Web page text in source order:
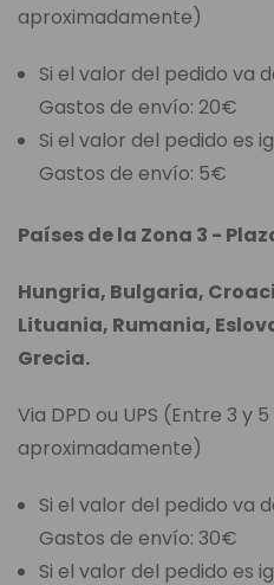
aproximadamente)
Si el valor del pedido va
Gastos de envío: 20€
Si el valor del pedido es
Gastos de envío: 5€
Países de la Zona 3 -
Hungria, Bulgaria,
Lituania, Rumania,
Grecia.
Via DPD ou UPS (Entre 3 y
aproximadamente)
Si el valor del pedido va
Gastos de envío: 30€
Si el valor del pedido es